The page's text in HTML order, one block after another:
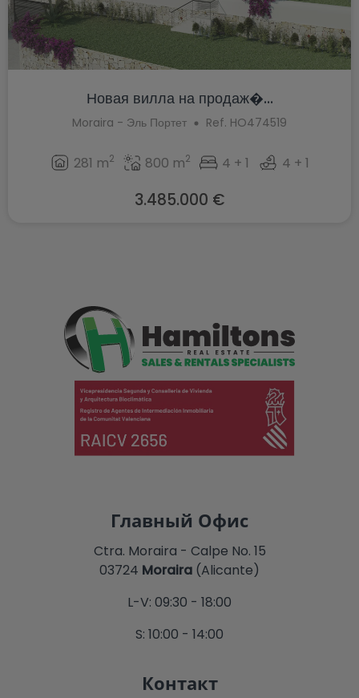
Новая вилла на продаж�...
Moraira - Эль Портет Ref. HO474519
281 m2 800 m2 4 + 1 4 + 1
3.485.000 €
Главный Офис
Ctra. Moraira - Calpe No. 15
03724 Moraira (Alicante)
L-V: 09:30 - 18:00
S: 10:00 - 14:00
Контакт